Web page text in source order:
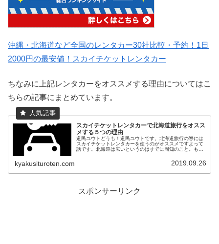
沖縄・北海道など全国のレンタカー30社比較・予約！1日
2000円の最安値！スカイチケットレンタカー
ちなみに上記レンタカーをオススメする理由についてはこ
ちらの記事にまとめています。
スカイチケットレンタカーで北海道旅行をオスス
メする５つの理由
道民ユウトどうも！道民ユウトです。北海道旅行の際には
スカイチケットレンタカーを使うのがオススメですよって
話です。北海道は広いというのはすでに周知のこと。も
kyakusituroten.com 2019.09.26
スポンサーリンク